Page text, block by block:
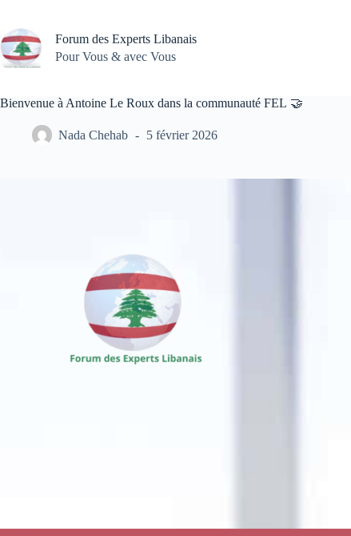
contenu
Forum des Experts Libanais
Pour Vous & avec Vous
Bienvenue à Antoine Le Roux dans la communauté FEL 🤝
Nada Chehab 5 février 2026